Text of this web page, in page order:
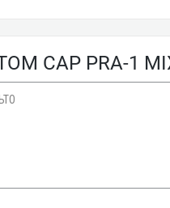
CAP PRA-1